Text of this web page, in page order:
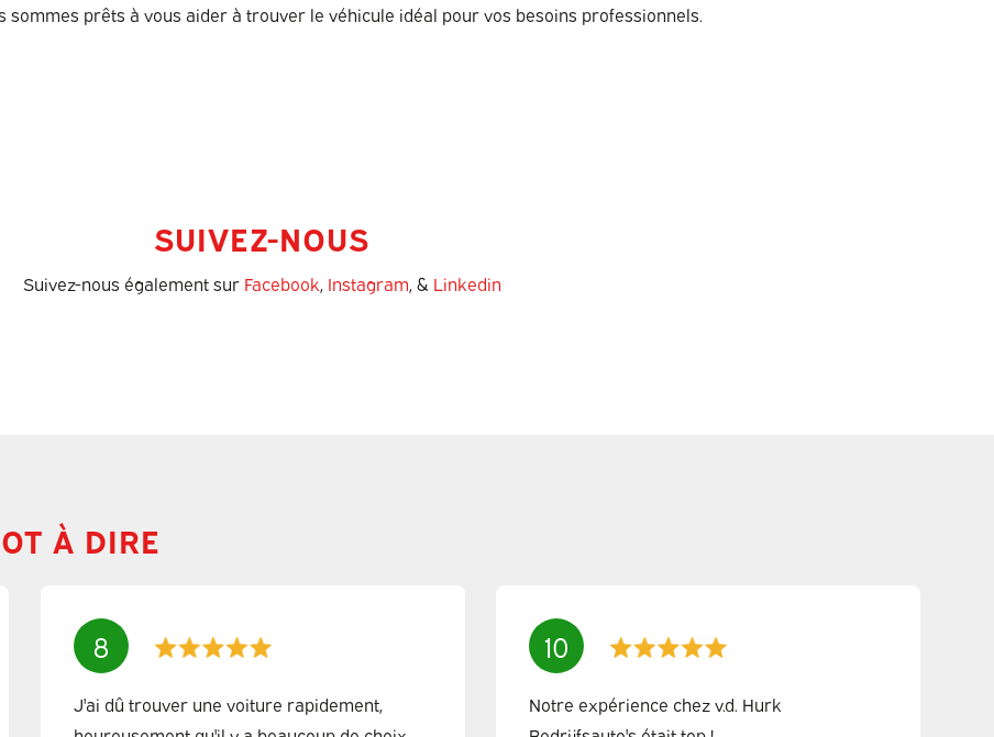
sommes prêts à vous aider à trouver le véhicule idéal pour vos besoins professionnels.
SUIVEZ-NOUS
Suivez-nous également sur Facebook, Instagram, & Linkedin
À DIRE
8
J'ai dû trouver une voiture rapidement,
10
Notre expérience chez v.d. Hurk